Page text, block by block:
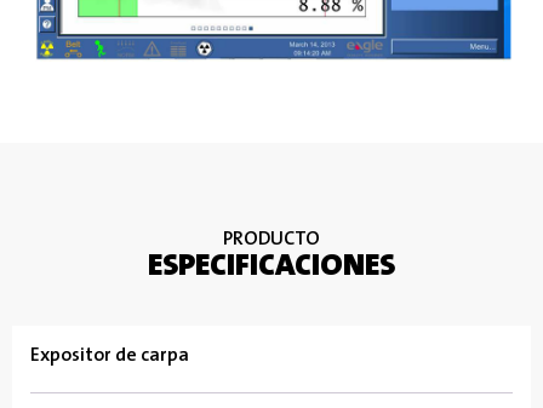
PRODUCTO
ESPECIFICACIONES
Expositor de carpa